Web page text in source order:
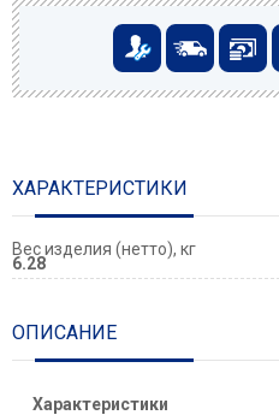
ХАРАКТЕРИСТИКИ
Вес изделия (нетто), кг
6.28
ОПИСАНИЕ
Характеристики